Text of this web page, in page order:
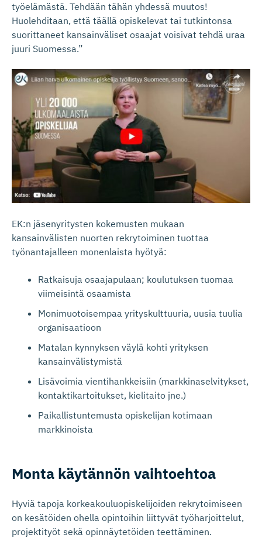
työelämästä. Tehdään tähän yhdessä muutos!
Huolehditaan, että täällä opiskelevat tai tutkintonsa
suorittaneet kansainväliset osaajat voisivat tehdä uraa
juuri Suomessa.”
EK:n jäsenyritysten kokemusten mukaan
kansainvälisten nuorten rekrytoiminen tuottaa
työnantajalleen monenlaista hyötyä:
Ratkaisuja osaajapulaan; koulutuksen tuomaa
viimeisintä osaamista
Monimuotoisempaa yrityskulttuuria, uusia tuulia
organisaatioon
Matalan kynnyksen väylä kohti yrityksen
kansainvälistymistä
Lisävoimia vientihankkeisiin (markkinaselvitykset,
kontaktikartoitukset, kielitaito jne.)
Paikallistuntemusta opiskelijan kotimaan
markkinoista
Monta käytännön vaihtoehtoa
Hyviä tapoja korkeakouluopiskelijoiden rekrytoimiseen
on kesätöiden ohella opintoihin liittyvät työharjoittelut,
projektityöt sekä opinnäytetöiden teettäminen.